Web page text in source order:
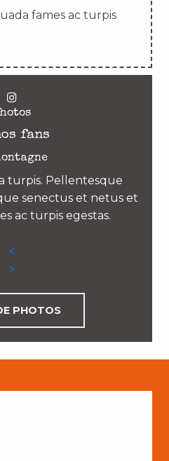
fames ac turpis
fans
turpis. Pellentesque
senectus et netus et
ac turpis egestas.
PHOTOS